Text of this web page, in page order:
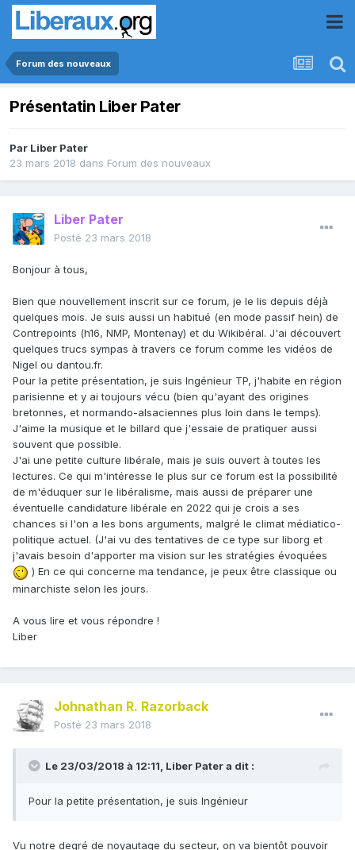
Forum des nouveaux
Présentatin Liber Pater
Par Liber Pater
23 mars 2018 dans Forum des nouveaux
Liber Pater
Posté 23 mars 2018
Bonjour à tous,
Bien que nouvellement inscrit sur ce forum, je le lis depuis déjà
quelques mois. Je suis aussi un habitué (en mode passif hein) de
Contrepoints (h16, NMP, Montenay) et du Wikibéral. J'ai découvert
quelques trucs sympas à travers ce forum comme les vidéos de
Nigel ou dantou.fr.
Pour la petite présentation, je suis Ingénieur TP, j'habite en région
parisienne et y ai toujours vécu (bien qu'ayant des origines
bretonnes, et normando-alsaciennes plus loin dans le temps).
J'aime la musique et le billard que j'essaie de pratiquer aussi
souvent que possible.
J'ai une petite culture libérale, mais je suis ouvert à toutes les
lectures. Ce qui m'intéresse le plus sur ce forum est la possibilité
de m'éduquer sur le libéralisme, mais aussi de préparer une
éventuelle candidature libérale en 2022 qui je crois a ses
chances si l'on a les bons arguments, malgré le climat médiatico-
politique actuel. (J'ai vu des tentatives de ce type sur liborg et
j'avais besoin d'apporter ma vision sur les stratégies évoquées
) En ce qui concerne ma tendance, je peux être classique ou
minarchiste selon les jours.
A vous lire et vous répondre !
Liber
Johnathan R. Razorback
Posté 23 mars 2018
Le 23/03/2018 à 12:11, Liber Patera dit :
Pour la petite présentation, je suis Ingénieur
Vu notre degré de noyautage du secteur, on va bientôt pouvoir